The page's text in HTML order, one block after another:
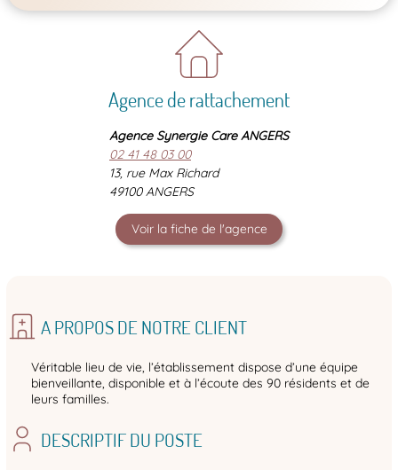
Agence de rattachement
Agence Synergie Care ANGERS
02 41 48 03 00
13, rue Max Richard
49100 ANGERS
Voir la fiche de l'agence
A PROPOS DE NOTRE CLIENT
Véritable lieu de vie, l’établissement dispose d’une équipe
bienveillante, disponible et à l’écoute des 90 résidents et de
leurs familles.
DESCRIPTIF DU POSTE